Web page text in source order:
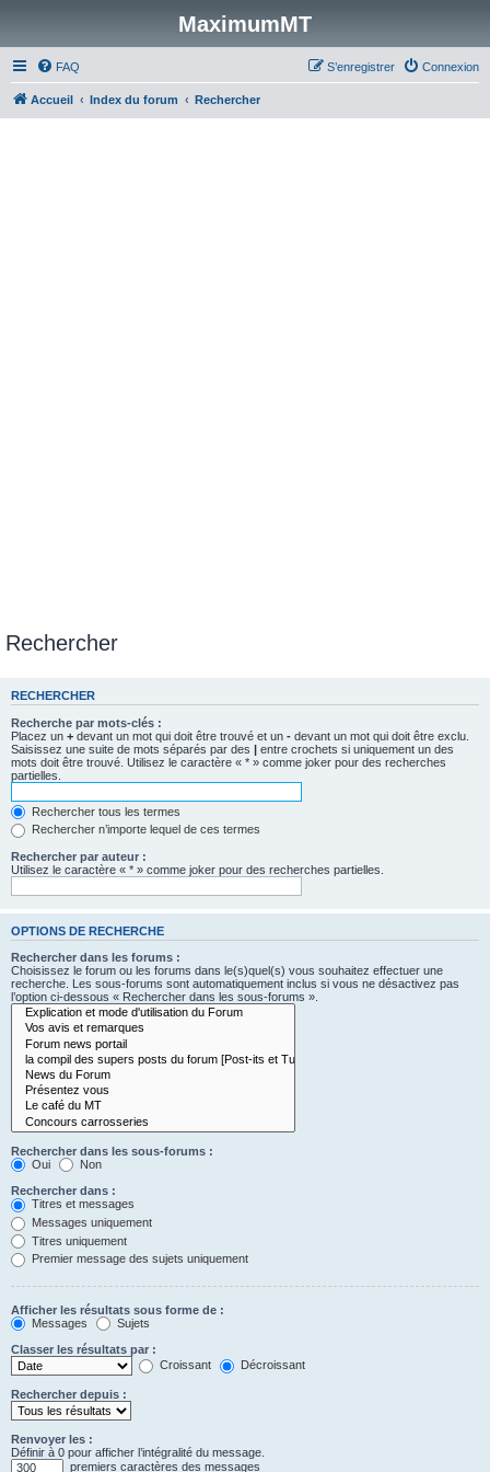
MaximumMT
FAQ Connexion
S’enregistrer
Accueil Index du forum Rechercher
Rechercher
RECHERCHER
Recherche par mots-clés :
Placez un + devant un mot qui doit être trouvé et un - devant un mot qui doit être exclu.
Saisissez une suite de mots séparés par des | entre crochets si uniquement un des
mots doit être trouvé. Utilisez le caractère « * » comme joker pour des recherches
partielles.
Rechercher tous les termes
Rechercher n’importe lequel de ces termes
Rechercher par auteur :
Utilisez le caractère « * » comme joker pour des recherches partielles.
OPTIONS DE RECHERCHE
Rechercher dans les forums :
Choisissez le forum ou les forums dans le(s)quel(s) vous souhaitez effectuer une
recherche. Les sous-forums sont automatiquement inclus si vous ne désactivez pas
l’option ci-dessous « Rechercher dans les sous-forums ».
Rechercher dans les sous-forums :
Oui
Non
Rechercher dans :
Titres et messages
Messages uniquement
Titres uniquement
Premier message des sujets uniquement
Afficher les résultats sous forme de :
Messages
Sujets
Classer les résultats par :
Croissant
Décroissant
Rechercher depuis :
Renvoyer les :
Définir à 0 pour afficher l’intégralité du message.
premiers caractères des messages